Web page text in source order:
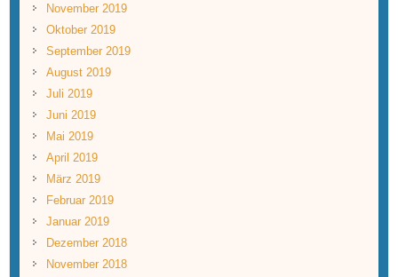
November 2019
Oktober 2019
September 2019
August 2019
Juli 2019
Juni 2019
Mai 2019
April 2019
März 2019
Februar 2019
Januar 2019
Dezember 2018
November 2018